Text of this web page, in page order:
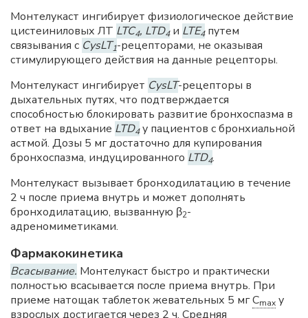
Монтелукаст ингибирует физиологическое действие
цистеиниловых ЛТ LTC4, LTD4и LTE4путем
связывания с СуsLT1-рецепторами, не оказывая
стимулирующего действия на данные рецепторы.
Монтелукаст ингибирует CysLT-рецепторы в
дыхательных путях, что подтверждается
способностью блокировать развитие бронхоспазма в
ответ на вдыхание LTD4у пациентов с бронхиальной
астмой. Дозы 5 мг достаточно для купирования
бронхоспазма, индуцированного LTD4.
Монтелукаст вызывает бронходилатацию в течение
2 ч после приема внутрь и может дополнять
бронходилатацию, вызванную β2-
адреномиметиками.
Фармакокинетика
Всасывание. Монтелукаст быстро и практически
полностью всасывается после приема внутрь. При
приеме натощак таблеток жевательных 5 мгCmax у
взрослых достигается через 2 ч. Средняя